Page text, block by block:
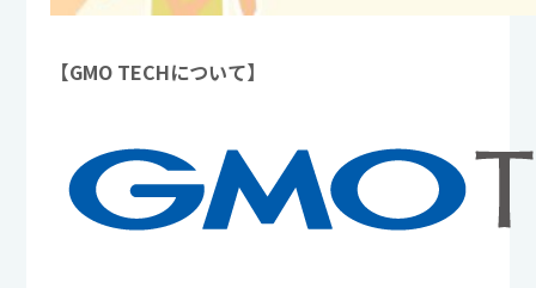
【GMO TECHについて】